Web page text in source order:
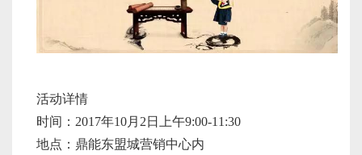
活动详情
时间：2017年10月2日上午9:00-11:30
地点：鼎能东盟城营销中心内